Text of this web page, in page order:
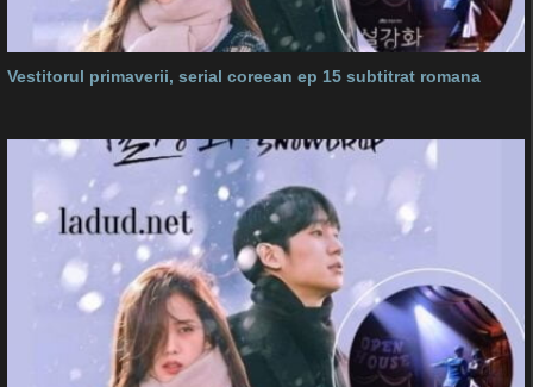
Vestitorul primaverii, serial coreean ep 15 subtitrat romana